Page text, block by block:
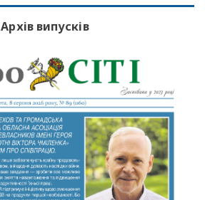
Архів випусків